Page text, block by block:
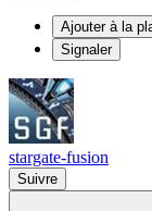
Ajouter à la
Signaler
stargate-fusion
Suivre